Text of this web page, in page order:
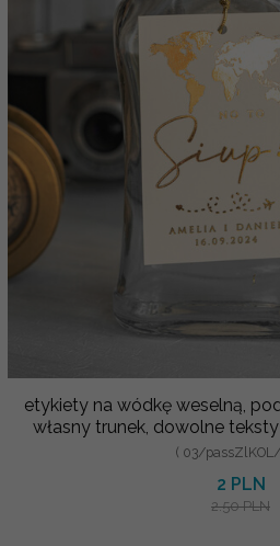
etykiety na wódkę weselną,
własny trunek, dowolne
( 03/
2 PLN
2.50 PLN